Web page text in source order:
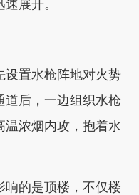
展开。
置水枪阵地对火势
道后，一边组织水枪
温浓烟内攻，抱着水
的是顶楼，不仅楼